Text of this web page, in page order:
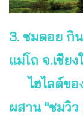
3. ชมดอย กิ
แม่โถ จ.เชียง
ไฮไลต์ข
ผสาน "ชมวิ